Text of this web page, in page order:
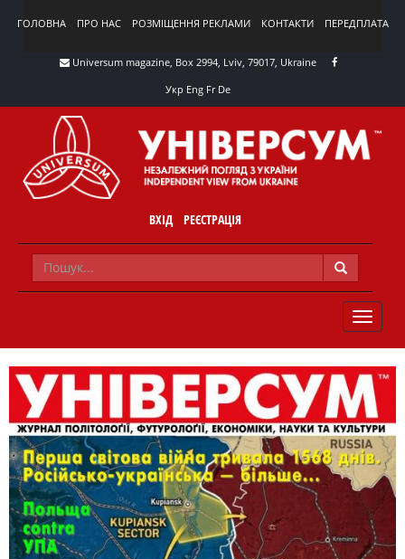
ГОЛОВНА ПРО НАС РОЗМІЩЕННЯ РЕКЛАМИ КОНТАКТИ ПЕРЕДПЛАТА
Universum magazine, Box 2994, Lviv, 79017, Ukraine
Укр Eng Fr De
ВХІД РЕЄСТРАЦІЯ
TOGGLE